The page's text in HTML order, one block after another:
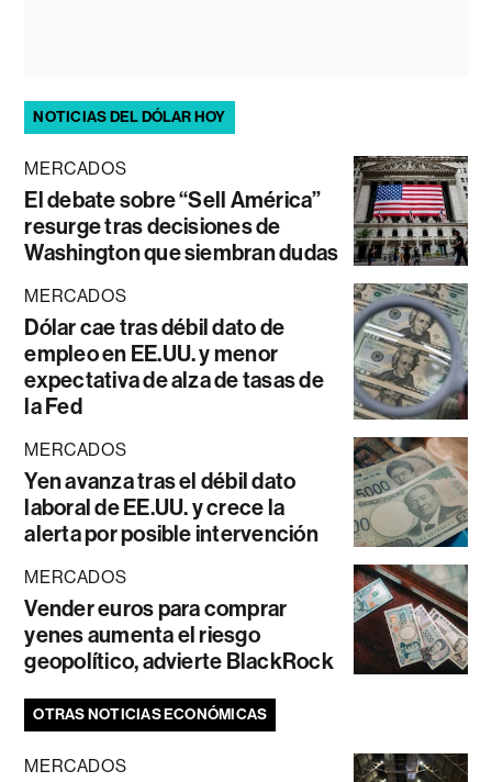
NOTICIAS DEL DÓLAR HOY
MERCADOS
El debate sobre “Sell América”
resurge tras decisiones de
Washington que siembran dudas
MERCADOS
Dólar cae tras débil dato de
empleo en EE.UU. y menor
expectativa de alza de tasas de
la Fed
MERCADOS
Yen avanza tras el débil dato
laboral de EE.UU. y crece la
alerta por posible intervención
MERCADOS
Vender euros para comprar
yenes aumenta el riesgo
geopolítico, advierte BlackRock
OTRAS NOTICIAS ECONÓMICAS
MERCADOS